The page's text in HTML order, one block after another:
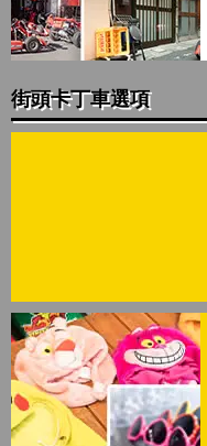
街頭卡丁車選項